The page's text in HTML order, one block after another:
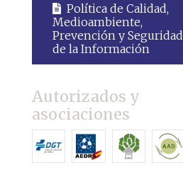
Política de Calidad,
Medioambiente,
Prevención y Seguridad
de la Información
Autorizados y
asociaciones